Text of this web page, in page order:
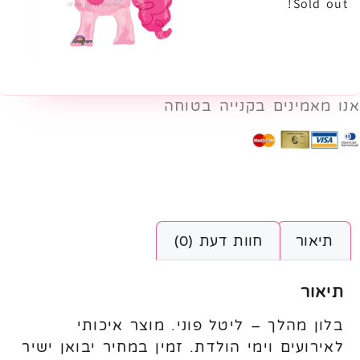
אנו מאמינים בקנייה בטוחה
תיאור חוות דעת (0)
תיאור
בלון מהלך – ליטל פוני. מוצר איכותי
לאירועים וימי הולדת. זמין במחיר יבואן ישיר